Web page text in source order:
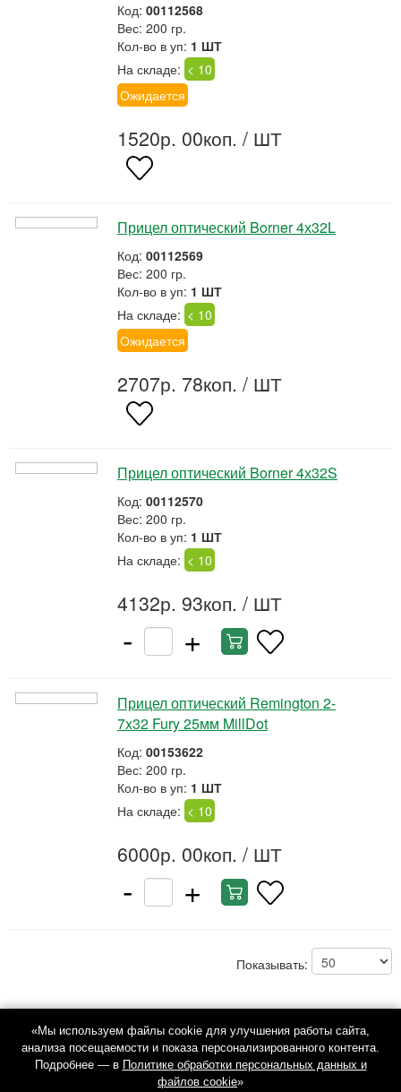
Код: 00112568
Вес: 200 гр.
Кол-во в уп: 1 ШТ
На складе: < 10
Ожидается
1520р. 00коп. / ШТ
Прицел оптический Borner 4х32L
Код: 00112569
Вес: 200 гр.
Кол-во в уп: 1 ШТ
На складе: < 10
Ожидается
2707р. 78коп. / ШТ
Прицел оптический Borner 4х32S
Код: 00112570
Вес: 200 гр.
Кол-во в уп: 1 ШТ
На складе: < 10
4132р. 93коп. / ШТ
- +
Прицел оптический Remington 2-
7x32 Fury 25мм MillDot
Код: 00153622
Вес: 200 гр.
Кол-во в уп: 1 ШТ
На складе: < 10
6000р. 00коп. / ШТ
- +
Показывать:
«Мы используем файлы cookie для улучшения работы сайта,
анализа посещаемости и показа персонализированного контента.
Подробнее — в Политике обработки персональных данных и
файлов cookie»